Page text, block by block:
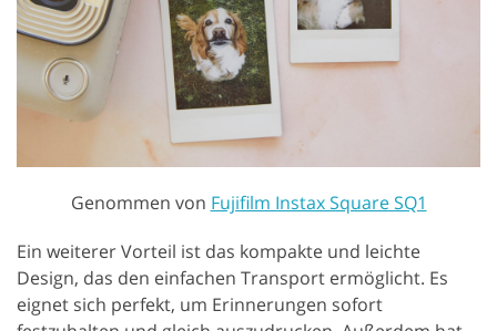
Genommen von Fujifilm Instax Square SQ1
Ein weiterer Vorteil ist das kompakte und leichte
Design, das den einfachen Transport ermöglicht. Es
eignet sich perfekt, um Erinnerungen sofort